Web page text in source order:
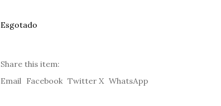
Esgotado
Share this item:
Email Facebook Twitter X WhatsApp